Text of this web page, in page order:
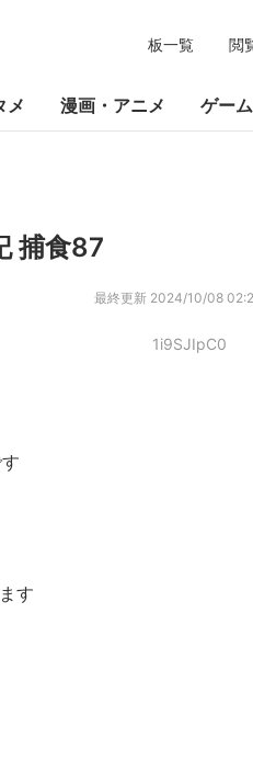
板一覧 閲
メ 漫画・アニメ ゲーム
捕食87
最終更新 2024/10/08
1i9SJIpC0
す